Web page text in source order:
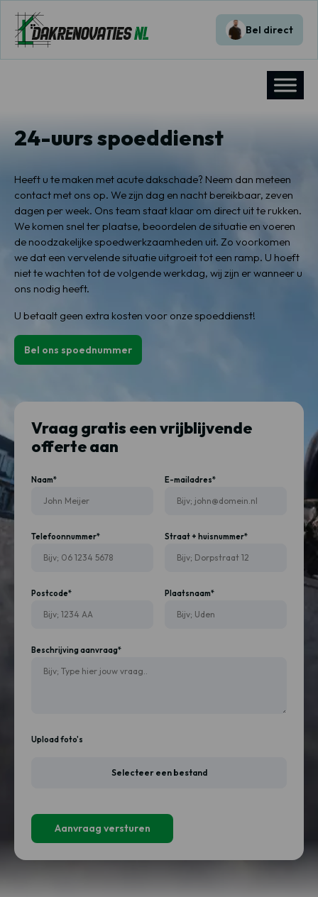
Bel direct
24-uurs spoeddienst
Heeft u te maken met acute dakschade? Neem dan meteen
contact met ons op. We zijn dag en nacht bereikbaar, zeven
dagen per week. Ons team staat klaar om direct uit te rukken.
We komen snel ter plaatse, beoordelen de situatie en voeren
de noodzakelijke spoedwerkzaamheden uit. Zo voorkomen
we dat een vervelende situatie uitgroeit tot een ramp. U hoeft
niet te wachten tot de volgende werkdag, wij zijn er wanneer u
ons nodig heeft.
U betaalt geen extra kosten voor onze spoeddienst!
Bel ons spoednummer
Vraag gratis een vrijblijvende
offerte aan
Naam* E-mailadres*
Telefoonnummer* Straat + huisnummer*
Postcode* Plaatsnaam*
Beschrijving aanvraag*
Upload foto's